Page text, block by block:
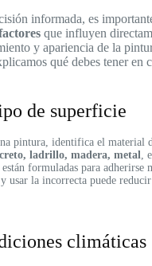
informada, es
que influyen
y apariencia de la
qué debes tener en
de superficie
pintura, identifica el material
ladrillo, madera, metal,
formuladas para adherirse
usar la incorrecta puede
climáticas